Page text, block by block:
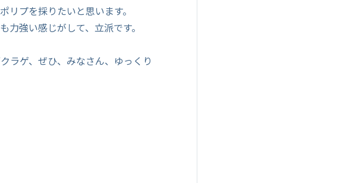
リプを採りたいと思います。
強い感じがして、立派です。
ラゲ、ぜひ、みなさん、ゆっくり